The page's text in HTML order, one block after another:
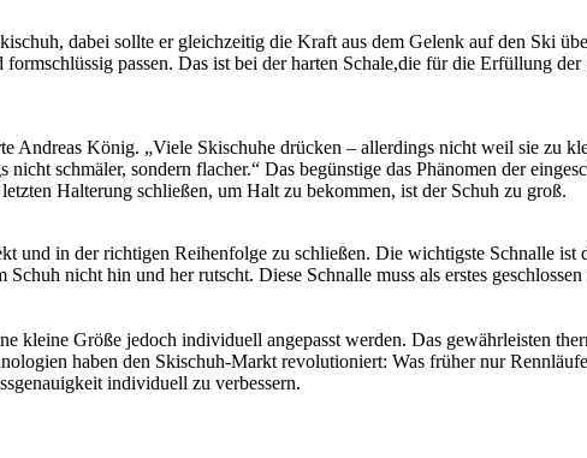
dabei sollte er gleichzeitig die Kraft aus dem Gelenk auf den Ski
passen. Das ist bei der harten Schale,die für die Erfüllung
Andreas König. „Viele Skischuhe drücken – allerdings nicht weil sie zu
schmäler, sondern flacher.“ Das begünstige das Phänomen der
Halterung schließen, um Halt zu bekommen, ist der Schuh zu groß.
in der richtigen Reihenfolge zu schließen. Die wichtigste Schnalle ist
nicht hin und her rutscht. Diese Schnalle muss als erstes geschlossen
Größe jedoch individuell angepasst werden. Das gewährleisten
haben den Skischuh-Markt revolutioniert: Was früher nur
individuell zu verbessern.